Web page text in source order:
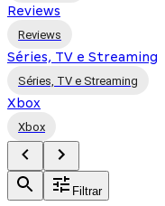
Reviews
Reviews
Séries, TV e Streaming
Séries, TV e Streaming
Xbox
Xbox
Filtrar